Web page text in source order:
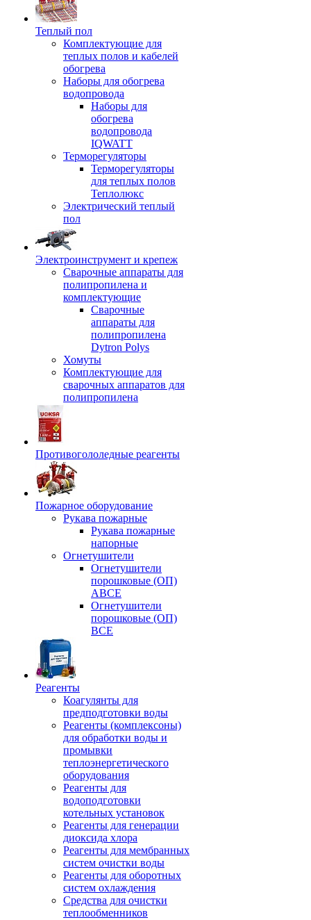
Теплый пол
Комплектующие для
теплых полов и кабелей
обогрева
Наборы для обогрева
водопровода
Наборы для
обогрева
водопровода
IQWATT
Терморегуляторы
Терморегуляторы
для теплых полов
Теплолюкс
Электрический теплый
пол
Электроинструмент и крепеж
Сварочные аппараты для
полипропилена и
комплектующие
Сварочные
аппараты для
полипропилена
Dytron Polys
Хомуты
Комплектующие для
сварочных аппаратов для
полипропилена
Противогололедные реагенты
Пожарное оборудование
Рукава пожарные
Рукава пожарные
напорные
Огнетушители
Огнетушители
порошковые (ОП)
АВСЕ
Огнетушители
порошковые (ОП)
ВСЕ
Реагенты
Коагулянты для
предподготовки воды
Реагенты (комплексоны)
для обработки воды и
промывки
теплоэнергетического
оборудования
Реагенты для
водоподготовки
котельных установок
Реагенты для генерации
диоксида хлора
Реагенты для мембранных
систем очистки воды
Реагенты для оборотных
систем охлаждения
Средства для очистки
теплообменников